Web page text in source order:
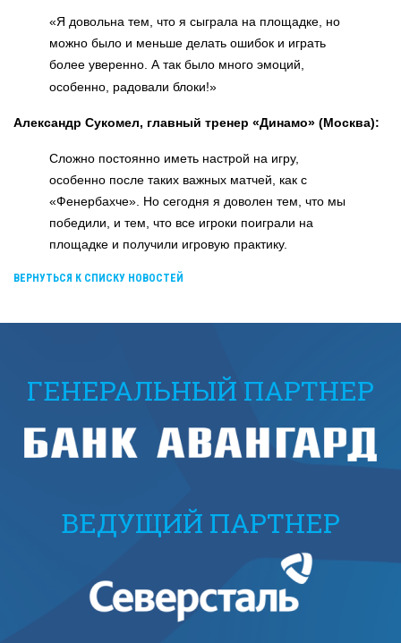
«Я довольна тем, что я сыграла на площадке, но
можно было и меньше делать ошибок и играть
более уверенно. А так было много эмоций,
особенно, радовали блоки!»
Александр Сукомел, главный тренер «Динамо» (Москва):
Сложно постоянно иметь настрой на игру,
особенно после таких важных матчей, как с
«Фенербахче». Но сегодня я доволен тем, что мы
победили, и тем, что все игроки поиграли на
площадке и получили игровую практику.
ВЕРНУТЬСЯ К СПИСКУ НОВОСТЕЙ
ГЕНЕРАЛЬНЫЙ ПАРТНЕР
ВЕДУЩИЙ ПАРТНЕР